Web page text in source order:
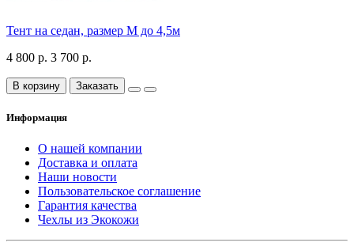
Тент на седан, размер М до 4,5м
4 800 р. 3 700 р.
В корзину Заказать
Информация
О нашей компании
Доставка и оплата
Наши новости
Пользовательское соглашение
Гарантия качества
Чехлы из Экокожи